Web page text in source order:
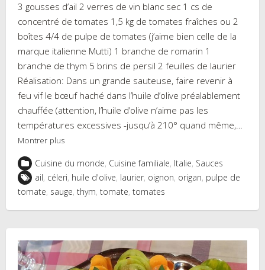
3 gousses d’ail 2 verres de vin blanc sec 1 cs de
concentré de tomates 1,5 kg de tomates fraîches ou 2
boîtes 4/4 de pulpe de tomates (j’aime bien celle de la
marque italienne Mutti) 1 branche de romarin 1
branche de thym 5 brins de persil 2 feuilles de laurier
Réalisation: Dans un grande sauteuse, faire revenir à
feu vif le bœuf haché dans l’huile d’olive préalablement
chauffée (attention, l’huile d’olive n’aime pas les
températures excessives -jusqu’à 210° quand même,…
Montrer plus
Cuisine du monde, Cuisine familiale, Italie, Sauces
ail, céleri, huile d'olive, laurier, oignon, origan, pulpe de
tomate, sauge, thym, tomate, tomates